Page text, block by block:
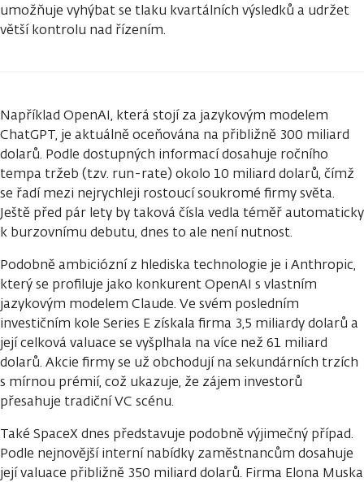
umožňuje vyhýbat se tlaku kvartálních výsledků a udržet
větší kontrolu nad řízením.
Například OpenAI, která stojí za jazykovým modelem
ChatGPT, je aktuálně oceňována na přibližně 300 miliard
dolarů. Podle dostupných informací dosahuje ročního
tempa tržeb (tzv. run-rate) okolo 10 miliard dolarů, čímž
se řadí mezi nejrychleji rostoucí soukromé firmy světa.
Ještě před pár lety by taková čísla vedla téměř automaticky
k burzovnímu debutu, dnes to ale není nutnost.
Podobně ambiciózní z hlediska technologie je i Anthropic,
který se profiluje jako konkurent OpenAI s vlastním
jazykovým modelem Claude. Ve svém posledním
investičním kole Series E získala firma 3,5 miliardy dolarů a
její celková valuace se vyšplhala na více než 61 miliard
dolarů. Akcie firmy se už obchodují na sekundárních trzích
s mírnou prémií, což ukazuje, že zájem investorů
přesahuje tradiční VC scénu.
Také SpaceX dnes představuje podobně výjimečný případ.
Podle nejnovější interní nabídky zaměstnancům dosahuje
její valuace přibližně 350 miliard dolarů. Firma Elona Muska